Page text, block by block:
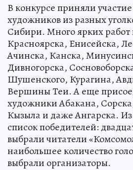
В конкурсе приняли
художников из разных
Сибири. Много ярких работ
Красноярска, Енисейска,
Ачинска, Канска,
Дивногорска,
Шушенского, Курагина,
Вершины Теи. А еще
художники Абакана,
Кызыла и даже Ангарска.
список победителей:
выбрали читатели
наибольшее количество
выбрали организаторы.